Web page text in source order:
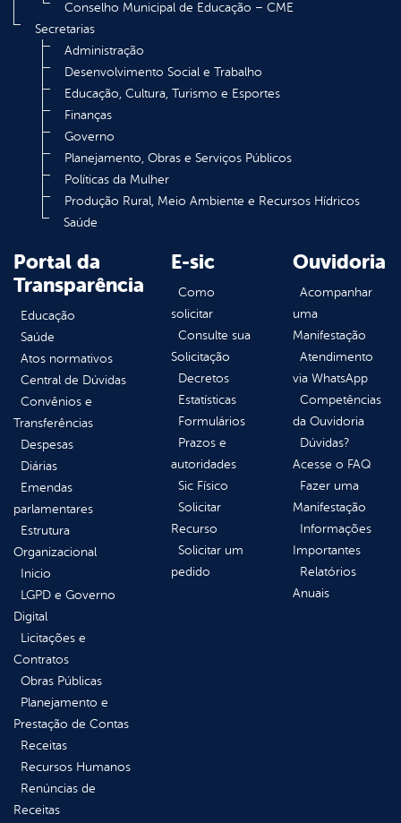
Conselho Municipal de Educação – CME
Secretarias
Administração
Desenvolvimento Social e Trabalho
Educação, Cultura, Turismo e Esportes
Finanças
Governo
Planejamento, Obras e Serviços Públicos
Políticas da Mulher
Produção Rural, Meio Ambiente e Recursos Hídricos
Saúde
Portal da
Transparência
Educação
Saúde
Atos normativos
Central de Dúvidas
Convênios e
Transferências
Despesas
Diárias
Emendas
parlamentares
Estrutura
Organizacional
Inicio
LGPD e Governo
Digital
Licitações e
Contratos
Obras Públicas
Planejamento e
Prestação de Contas
Receitas
Recursos Humanos
Renúncias de
Receitas
E-sic
Como
solicitar
Consulte sua
Solicitação
Decretos
Estatísticas
Formulários
Prazos e
autoridades
Sic Físico
Solicitar
Recurso
Solicitar um
pedido
Ouvidoria
Acompanhar
uma
Manifestação
Atendimento
via WhatsApp
Competências
da Ouvidoria
Dúvidas?
Acesse o FAQ
Fazer uma
Manifestação
Informações
Importantes
Relatórios
Anuais